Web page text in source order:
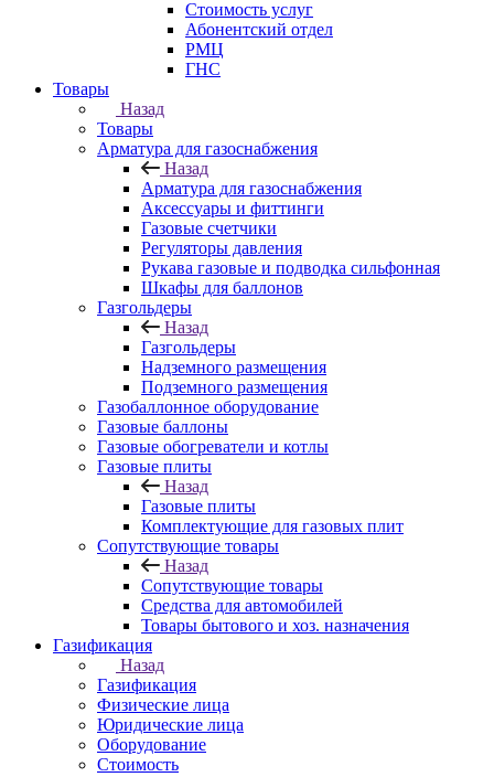
Стоимость услуг
Абонентский отдел
РМЦ
ГНС
Товары
Назад
Товары
Арматура для газоснабжения
Назад
Арматура для газоснабжения
Аксессуары и фиттинги
Газовые счетчики
Регуляторы давления
Рукава газовые и подводка сильфонная
Шкафы для баллонов
Газгольдеры
Назад
Газгольдеры
Надземного размещения
Подземного размещения
Газобаллонное оборудование
Газовые баллоны
Газовые обогреватели и котлы
Газовые плиты
Назад
Газовые плиты
Комплектующие для газовых плит
Сопутствующие товары
Назад
Сопутствующие товары
Средства для автомобилей
Товары бытового и хоз. назначения
Газификация
Назад
Газификация
Физические лица
Юридические лица
Оборудование
Стоимость